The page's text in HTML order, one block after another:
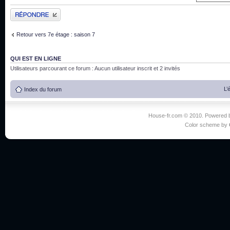
Publier une réponse
Retour vers 7e étage : saison 7
QUI EST EN LIGNE
Utilisateurs parcourant ce forum : Aucun utilisateur inscrit et 2 invités
Index du forum
House-fr.com © 2010. Powered
Color scheme by